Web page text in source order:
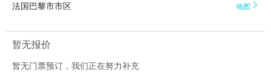
法国巴黎市市区 地图 
暂无报价
暂无门票预订，我们正在努力补充